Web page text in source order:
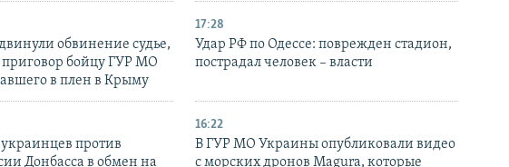
обвинение судье,
бойцу ГУР МО
в плен в Крыму
17:28
Удар РФ по Одессе: поврежден стадион,
пострадал человек – власти
против
Донбасса в обмен на
16:22
В ГУР МО Украины опубликовали видео
с морских дронов Magura, которые